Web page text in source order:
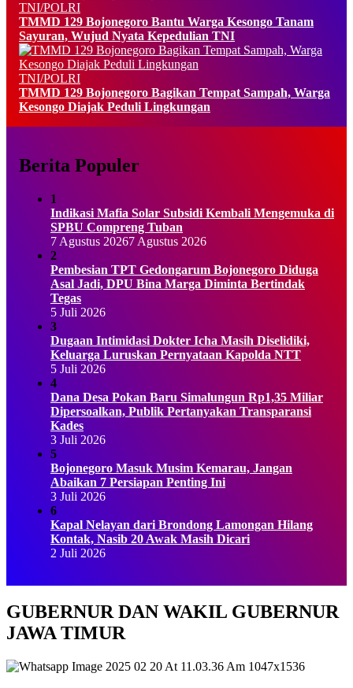
TNI/POLRI
TMMD 129 Bojonegoro Bantu Warga Kesongo Tanam
Sayuran, Wujud Nyata Kepedulian TNI
TNI/POLRI
TMMD 129 Bojonegoro Bagikan Tempat Sampah, Warga
Kesongo Diajak Peduli Lingkungan
Berita Populer
1
Indikasi Mafia Solar Subsidi Kembali Mengemuka di
SPBU Compreng Tuban
7 Agustus 20267 Agustus 2026
2
Pembesian TPT Gedongarum Bojonegoro Diduga
Asal Jadi, DPU Bina Marga Diminta Bertindak
Tegas
5 Juli 2026
3
Dugaan Intimidasi Dokter Icha Masih Diselidiki,
Keluarga Luruskan Pernyataan Kapolda NTT
5 Juli 2026
4
Dana Desa Pokan Baru Simalungun Rp1,35 Miliar
Dipersoalkan, Publik Pertanyakan Transparansi
Kades
3 Juli 2026
5
Bojonegoro Masuk Musim Kemarau, Jangan
Abaikan 7 Persiapan Penting Ini
3 Juli 2026
6
Kapal Nelayan dari Brondong Lamongan Hilang
Kontak, Nasib 20 Awak Masih Dicari
2 Juli 2026
GUBERNUR DAN WAKIL GUBERNUR
JAWA TIMUR